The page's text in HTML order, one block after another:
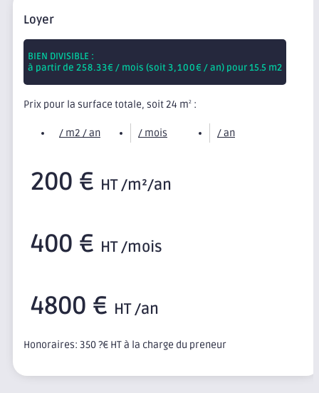
Loyer
BIEN DIVISIBLE :
à partir de 258.33€ / mois (soit3,100€ / an) pour 15.5 m2
Prix pour la surface totale, soit 24 m2 :
/ m2 / an / mois / an
200 € HT /m²/an
400 € HT /mois
4800 € HT /an
Honoraires: 350 ?€ HT à la charge du preneur